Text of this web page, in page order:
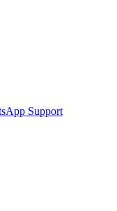
Support